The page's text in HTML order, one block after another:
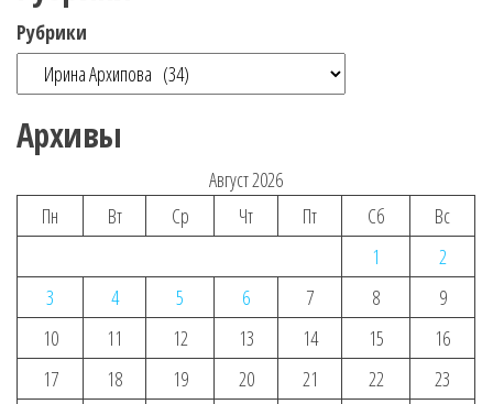
Рубрики
Архивы
Август 2026
Пн
Вт Ср Чт Пт Сб
Вс
1
2
3
4 5 6 7 8
9
10
11 12 13 14 15
16
17
18 19 20 21 22
23